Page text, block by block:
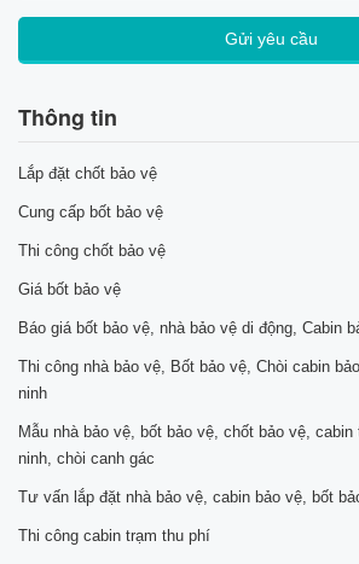
Thông tin
Lắp đặt chốt bảo vệ
Cung cấp bốt bảo vệ
Thi công chốt bảo vệ
Giá bốt bảo vệ
Báo giá bốt bảo vệ, nhà bảo vệ di động, Cabin
Thi công nhà bảo vệ, Bốt bảo vệ, Chòi cabin
ninh
Mẫu nhà bảo vệ, bốt bảo vệ, chốt bảo vệ,
ninh, chòi canh gác
Tư vấn lắp đặt nhà bảo vệ, cabin bảo vệ, bốt
Thi công cabin trạm thu phí